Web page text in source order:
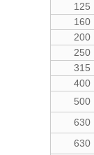
125
160
200
250
315
400
500
630
630